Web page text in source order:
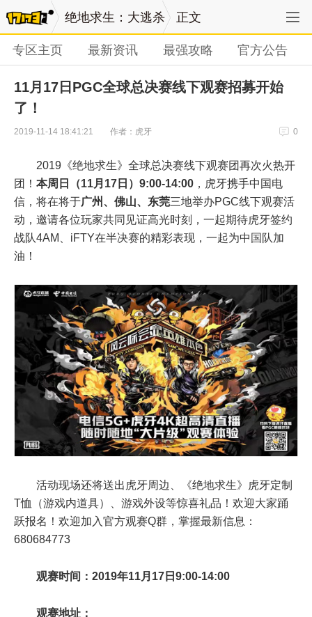
绝地求生：大逃杀 正文
专区主页 最新资讯 最强攻略 官方公告
11月17日PGC全球总决赛线下观赛招募开始
了！
2019-11-14 18:41:21 作者：虎牙 0
2019《绝地求生》全球总决赛线下观赛团再次火热开
团！ 本周日（11月 17 日） 9:00-14:00 ，虎牙携手中国电
信，将在将于广州、佛山、东莞三地举办PGC线下观赛活
动，邀请各位玩家共同见证高光时刻，一起期待虎牙签约
战队4AM、iFTY在半决赛的精彩表现，一起为中国队加
油！
活动现场还将送出虎牙周边、《绝地求生》虎牙定制
T恤（游戏内道具）、游戏外设等惊喜礼品！欢迎大家踊
跃报名！欢迎加入官方观赛Q群，掌握最新信息：
680684773
观赛时间： 2019年11月17日9:00-14:00
观赛地址：